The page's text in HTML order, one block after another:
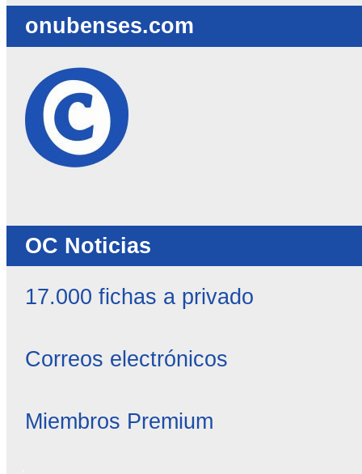
onubenses.com
OC Noticias
17.000 fichas a privado
Correos electrónicos
Miembros Premium